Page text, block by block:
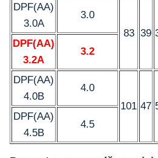
DPF(AA)
3.0A
3.0
83 39
DPF(AA)
3.2A
3.2
DPF(AA)
4.0B
4.0
101 47
DPF(AA)
4.5B
4.5